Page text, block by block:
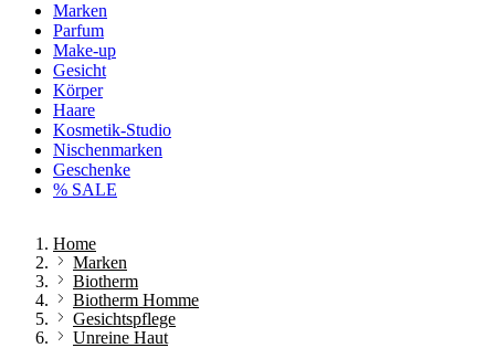
Marken
Parfum
Make-up
Gesicht
Körper
Haare
Kosmetik-Studio
Nischenmarken
Geschenke
% SALE
Home
Marken
Biotherm
Biotherm Homme
Gesichtspflege
Unreine Haut